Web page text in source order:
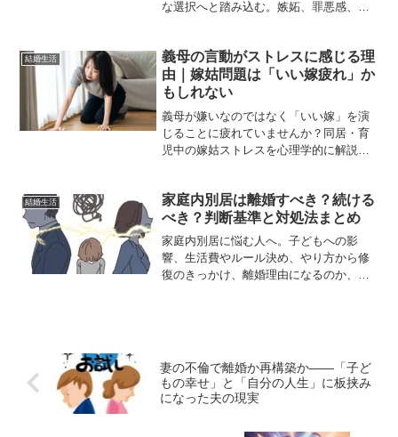
な選択へと踏み込む。嫉妬、罪悪感、そ
再出発の物語。
結婚生活
義母の言動がストレスに感じる理
由｜嫁姑問題は「いい嫁疲れ」か
もしれない
義母が嫌いなのではなく「いい嫁」を演
じることに疲れていませんか？同居・育
児中の嫁姑ストレスを心理学的に解説
結婚生活
家庭内別居は離婚すべき？続ける
べき？判断基準と対処法まとめ
家庭内別居に悩む人へ。子どもへの影
響、生活費やルール決め、やり方から修
復のきっかけ、離婚理由になるのか、進
妻の不倫で離婚か再構築か――「子ど
もの幸せ」と「自分の人生」に板挟み
になった夫の現実